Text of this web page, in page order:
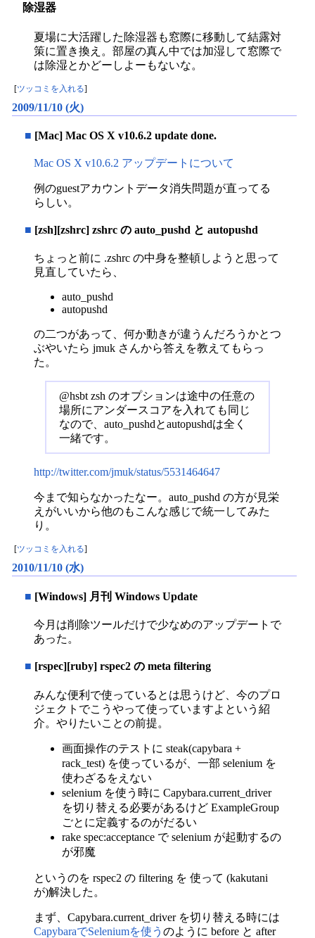
除湿器
夏場に大活躍した除湿器も窓際に移動して結露対
策に置き換え。部屋の真ん中では加湿して窓際で
は除湿とかどーしよーもないな。
ツッコミを入れる
2009/11/10 (火)
■ [Mac] Mac OS X v10.6.2 update done.
Mac OS X v10.6.2 アップデートについて
例のguestアカウントデータ消失問題が直ってる
らしい。
■ [zsh][zshrc] zshrc の auto_pushd と autopushd
ちょっと前に .zshrc の中身を整頓しようと思って
見直していたら、
auto_pushd
autopushd
の二つがあって、何か動きが違うんだろうかとつ
ぶやいたら jmuk さんから答えを教えてもらっ
た。
@hsbt zsh のオプションは途中の任意の
場所にアンダースコアを入れても同じ
なので、auto_pushdとautopushdは全く
一緒です。
http://twitter.com/jmuk/status/5531464647
今まで知らなかったなー。auto_pushd の方が見栄
えがいいから他のもこんな感じで統一してみた
り。
[ツッコミを入れる]
2010/11/10 (水)
■ [Windows] 月刊 Windows Update
今月は削除ツールだけで少なめのアップデートで
あった。
■ [rspec][ruby] rspec2 の meta filtering
みんな便利で使っているとは思うけど、今のプロ
ジェクトでこうやって使っていますよという紹
介。やりたいことの前提。
画面操作のテストに steak(capybara +
rack_test) を使っているが、一部 selenium を
使わざるをえない
selenium を使う時に Capybara.current_driver
を切り替える必要があるけど ExampleGroup
ごとに定義するのがだるい
rake spec:acceptance で selenium が起動するの
が邪魔
というのを rspec2 の filtering を 使って (kakutani
が)解決した。
まず、Capybara.current_driver を切り替える時には
CapybaraでSeleniumを使う のように before と after